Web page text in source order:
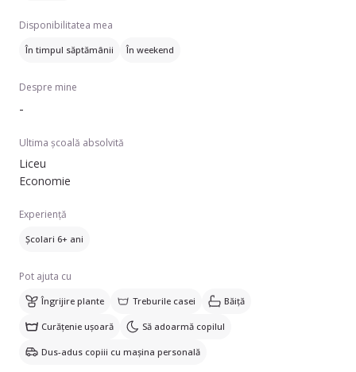
Disponibilitatea mea
În timpul săptămânii În weekend
Despre mine
-
Ultima școală absolvită
Liceu
Economie
Experiență
Școlari 6+ ani
Pot ajuta cu
Îngrijire plante Treburile casei Băiță
Curățenie ușoară Să adoarmă copilul
Dus-adus copiii cu mașina personală